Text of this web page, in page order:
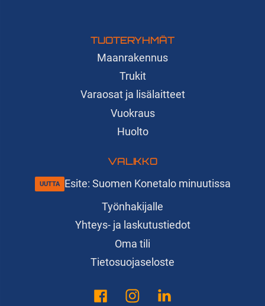
TUOTERYHMÄT
Maanrakennus
Trukit
Varaosat ja lisälaitteet
Vuokraus
Huolto
VALIKKO
Esite: Suomen Konetalo minuutissa
Työnhakijalle
Yhteys- ja laskutustiedot
Oma tili
Tietosuojaseloste